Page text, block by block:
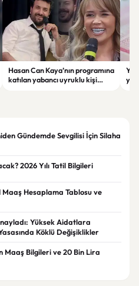
Hasan Can Kaya’nın programına
katılan yabancı uyruklu kişi
Gündemde Sevgilisi İçin Silaha
2026 Yılı Tatil Bilgileri
Hesaplama Tablosu ve
Yüksek Aidatlara
Köklü Değişiklikler
Maaş Bilgileri ve 20 Bin Lira